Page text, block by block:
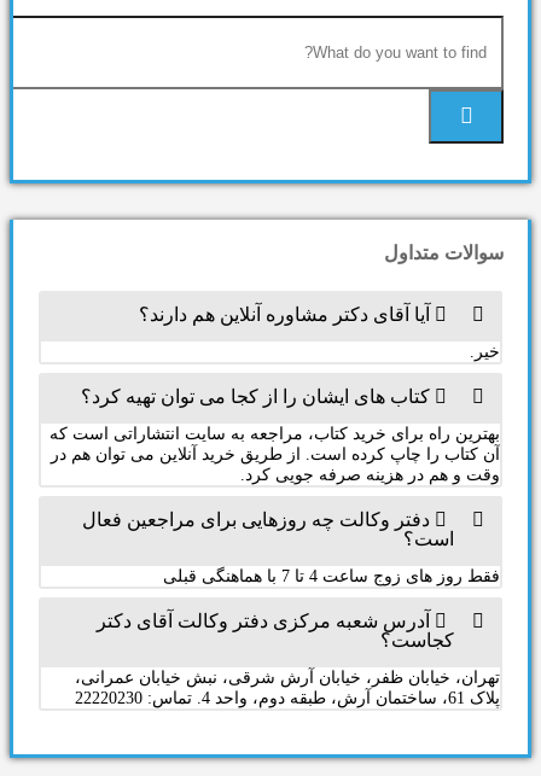
سوالات متداول
آیا آقای دکتر مشاوره آنلاین هم دارند؟
خیر.
کتاب های ایشان را از کجا می توان تهیه کرد؟
بهترین راه برای خرید کتاب، مراجعه به سایت انتشاراتی است که
آن کتاب را چاپ کرده است. از طریق خرید آنلاین می توان هم در
وقت و هم در هزینه صرفه جویی کرد.
دفتر وکالت چه روزهایی برای مراجعین فعال
است؟
فقط روز های زوج ساعت 4 تا 7 با هماهنگی قبلی
آدرس شعبه مرکزی دفتر وکالت آقای دکتر
کجاست؟
تهران، خیابان ظفر، خیابان آرش شرقی، نبش خیابان عمرانی،
پلاک 61، ساختمان آرش، طبقه دوم، واحد 4. تماس: 22220230